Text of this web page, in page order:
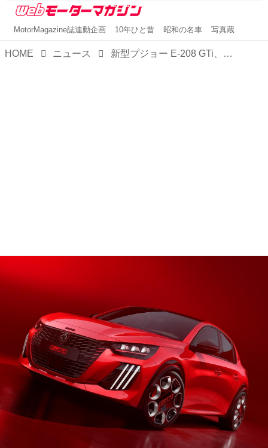
MotorMagazine誌連動企画 10年ひと昔 昭和の名車 写真蔵
HOME ニュース 新型プジョー E-208 GTi、ル･マンで鮮烈デビュー～電動ホットハッチ市場に革命をもたらすか～